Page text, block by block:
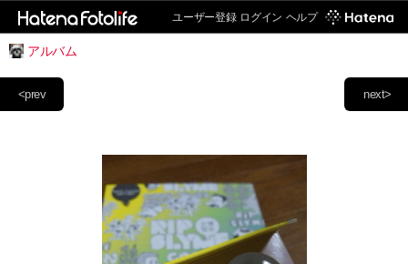
ユーザー登録 ログイン ヘルプ
アルバム
next>
<prev